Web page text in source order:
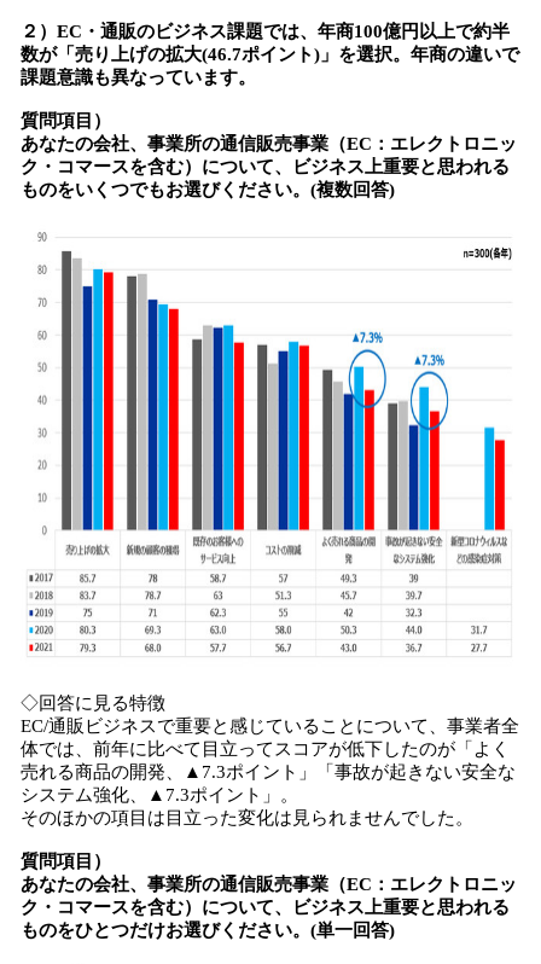
２）EC・通販のビジネス課題では、年商100億円以上で約半
数が「売り上げの拡大(46.7ポイント)」を選択。年商の違いで
課題意識も異なっています。
質問項目）
あなたの会社、事業所の通信販売事業（EC：エレクトロニッ
ク・コマースを含む）について、ビジネス上重要と思われる
ものをいくつでもお選びください。(複数回答)
◇回答に見る特徴
EC/通販ビジネスで重要と感じていることについて、事業者全
体では、前年に比べて目立ってスコアが低下したのが「よく
売れる商品の開発、▲7.3ポイント」「事故が起きない安全な
システム強化、▲7.3ポイント」。
そのほかの項目は目立った変化は見られませんでした。
質問項目）
あなたの会社、事業所の通信販売事業（EC：エレクトロニッ
ク・コマースを含む）について、ビジネス上重要と思われる
ものをひとつだけお選びください。(単一回答)